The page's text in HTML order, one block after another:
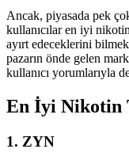
Ancak, piyasada pek
kullanıcılar en iyi
ayırt edeceklerini
pazarın önde gelen
kullanıcı yorumlarıyla
En İyi Nikotin
1. ZYN